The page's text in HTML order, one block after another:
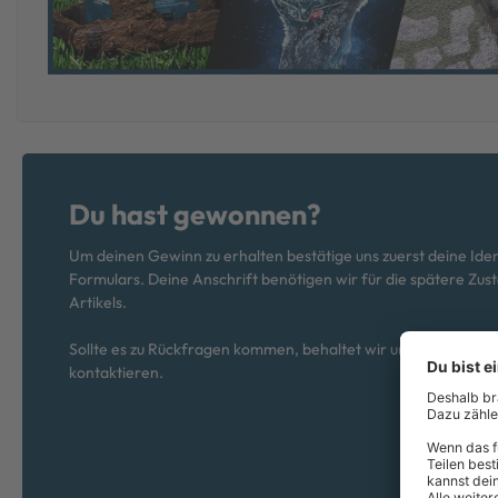
Du hast gewonnen?
Um deinen Gewinn zu erhalten bestätige uns zuerst deine
Formulars. Deine Anschrift benötigen wir für die spätere
Artikels.
Sollte es zu Rückfragen kommen, behaltet wir uns vor dich
kontaktieren.